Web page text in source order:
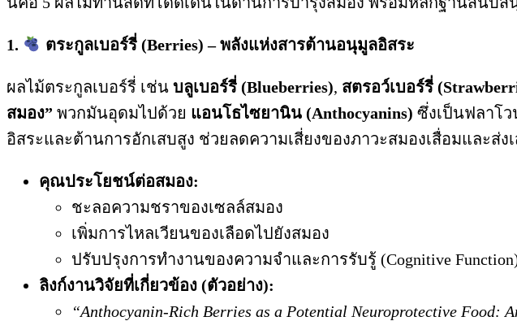
1. ตระกูลเบอร์รี่ (Berries) – พลังแห่งสารต้านอนุมูลอิสระ
ผลไม้ตระกูลเบอร์รี่ เช่น บลูเบอร์รี่ (Blueberries), สตรอว์เบอร์รี่
สมอง” พวกมันอุดมไปด้วย แอนโธไซยานิน (Anthocyanins) ซึ่งเป็นฟลาโ
อิสระและต้านการอักเสบสูง ช่วยลดความเสี่ยงของภาวะสมองเสื่อมและส่ง
คุณประโยชน์ต่อสมอง:
ชะลอความชราของเซลล์สมอง
เพิ่มการไหลเวียนของเลือดไปยังสมอง
ปรับปรุงการทำงานของความจำและการรับรู้ (Cognitive
ลิงก์งานวิจัยที่เกี่ยวข้อง (ตัวอย่าง):
“Anthocyanin-Rich Berries as a Potential Neuroprotective Food: